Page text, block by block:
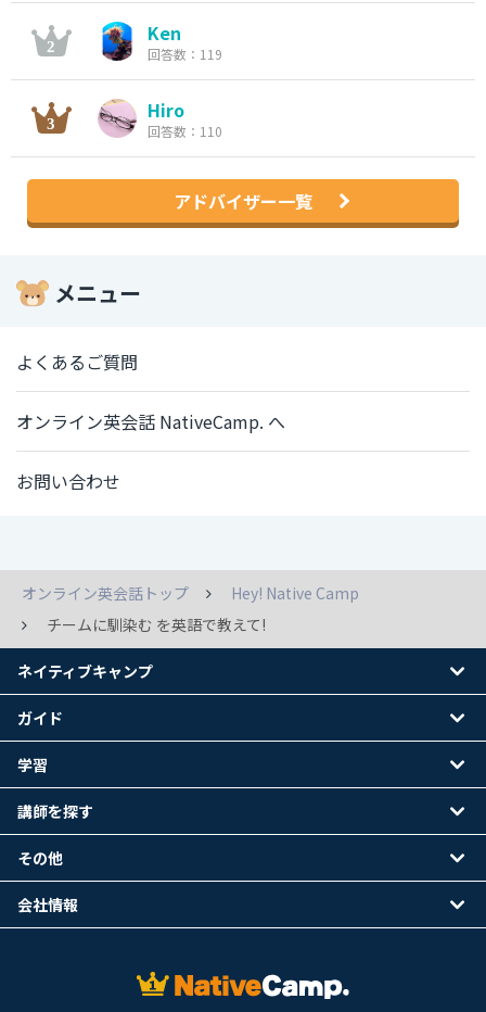
Ken
回答数：119
Hiro
回答数：110
アドバイザー一覧
メニュー
よくあるご質問
オンライン英会話 NativeCamp. へ
お問い合わせ
オンライン英会話トップ
Hey! Native Camp
チームに馴染む を英語で教えて!
ネイティブキャンプ
ガイド
学習
講師を探す
その他
会社情報